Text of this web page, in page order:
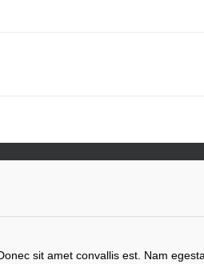
sit amet convallis est. Nam